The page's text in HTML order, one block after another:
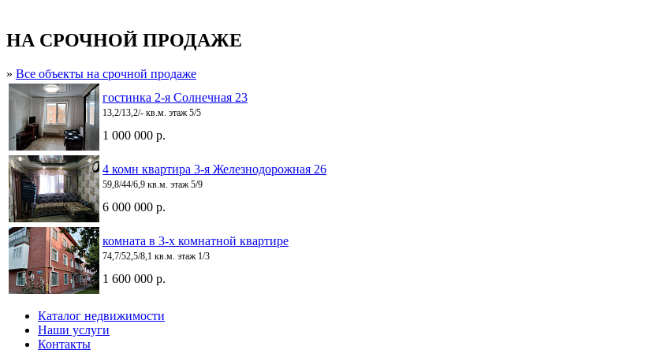
НА СРОЧНОЙ ПРОДАЖЕ
» Все объекты на срочной продаже
гостинка 2-я Солнечная 23
13,2/13,2/- кв.м. этаж 5/5
1 000 000 р.
4 комн квартира 3-я Железнодорожная 26
59,8/44/6,9 кв.м. этаж 5/9
6 000 000 р.
комната в 3-х комнатной квартире
74,7/52,5/8,1 кв.м. этаж 1/3
1 600 000 р.
Каталог недвижимости
Наши услуги
Контакты